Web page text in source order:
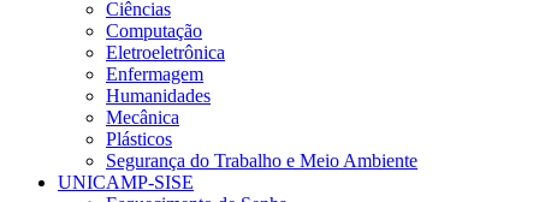
Ciências
Computação
Eletroeletrônica
Enfermagem
Humanidades
Mecânica
Plásticos
Segurança do Trabalho e Meio Ambiente
UNICAMP-SISE